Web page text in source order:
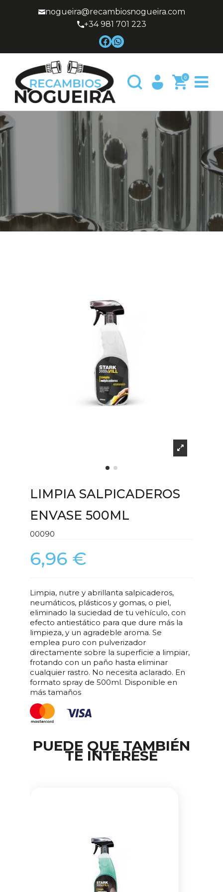
nogueira@recambiosnogueira.com
+34 981 701 223
0
LIMPIA SALPICADEROS
ENVASE 500ML
00090
6,96 €
Limpia, nutre y abrillanta salpicaderos,
neumáticos, plásticos y gomas, o piel,
eliminado la suciedad de tu vehículo, con
efecto antiestático para que dure más la
limpieza, y un agradeble aroma. Se
emplea puro con pulverizador
directamente sobre la superficie a limpiar,
frotando con un paño hasta eliminar
cualquier rastro. No necesita aclarado. En
formato spray de 500ml. Disponible en
más tamaños
PUEDE QUE TAMBIÉN
TE INTERESE